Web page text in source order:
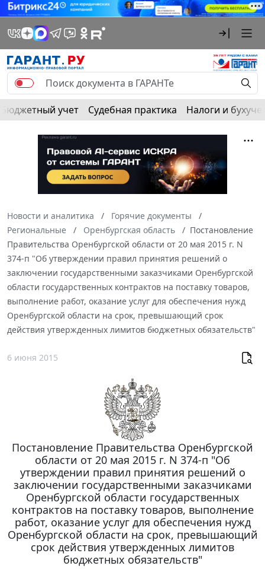
Бюджетный учет Судебная практика Налоги и
Новости и аналитика
Горячие документы
Региональные
Оренбургская область
Постановление
Правительства Оренбургской области от 20 мая 2015 г. N
374-п "Об утверждении правил принятия решений о
заключении государственными заказчиками Оренбургской
области государственных контрактов на поставку товаров,
выполнение работ, оказание услуг для обеспечения нужд
Оренбургской области на срок, превышающий срок
действия утвержденных лимитов бюджетных обязательств"
6 июня 2015
Постановление Правительства Оренбургской
области от 20 мая 2015 г. N 374-п "Об
утверждении правил принятия решений о
заключении государственными заказчиками
Оренбургской области государственных
контрактов на поставку товаров, выполнение
работ, оказание услуг для обеспечения нужд
Оренбургской области на срок, превышающий
срок действия утвержденных лимитов
бюджетных обязательств"